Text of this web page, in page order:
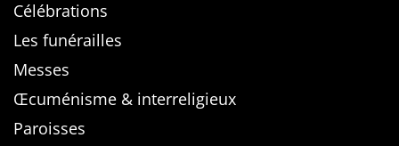
Célébrations
Les funérailles
Messes
Œcuménisme & interreligieux
Paroisses